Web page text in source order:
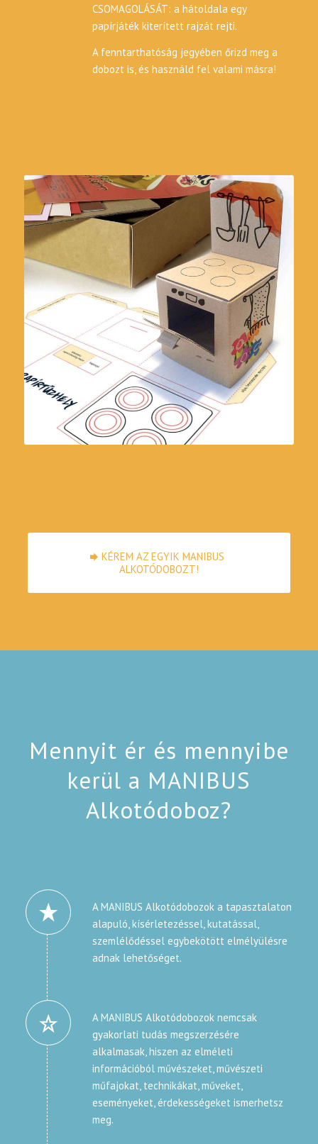
CSOMAGOLÁSÁT: a hátoldala egy
papírjáték kiterített rajzát rejti.
A fenntarthatóság jegyében őrizd meg a
dobozt is, és használd fel valami másra!
KÉREM AZ EGYIK MANIBUS
ALKOTÓDOBOZT!
Mennyit ér és mennyibe
kerül a MANIBUS
Alkotódoboz?
A MANIBUS Alkotódobozok a tapasztalaton
alapuló, kísérletezéssel, kutatással,
szemlélődéssel egybekötött elmélyülésre
adnak lehetőséget.
A MANIBUS Alkotódobozok nemcsak
gyakorlati tudás megszerzésére
alkalmasak, hiszen az elméleti
információból művészeket, művészeti
műfajokat, technikákat, műveket,
eseményeket, érdekességeket ismerhetsz
meg.